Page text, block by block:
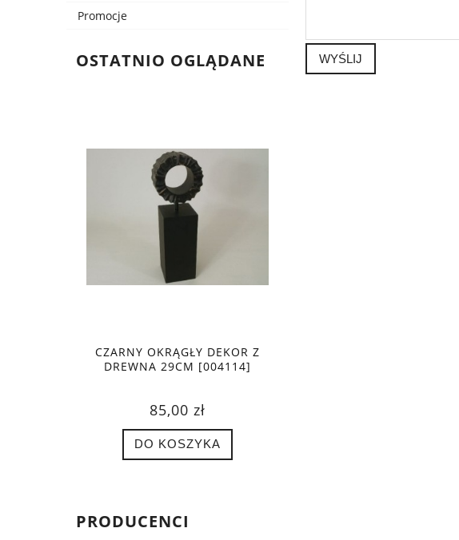
Promocje
OSTATNIO OGLĄDANE
CZARNY OKRĄGŁY DEKOR Z
DREWNA 29CM [004114]
85,00 zł
DO KOSZYKA
PRODUCENCI
WYŚLIJ